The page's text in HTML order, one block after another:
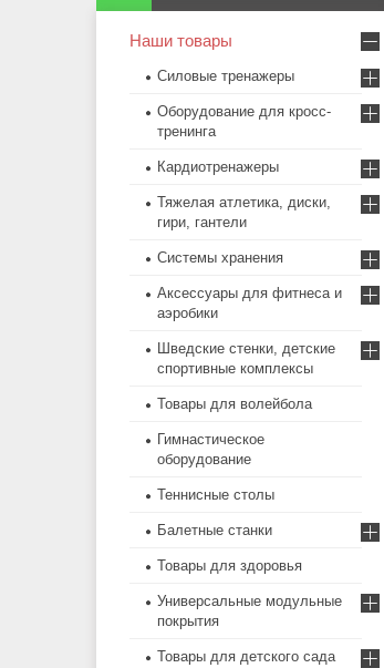
Наши товары
Силовые тренажеры
Оборудование для кросс-
тренинга
Кардиотренажеры
Тяжелая атлетика, диски,
гири, гантели
Системы хранения
Аксессуары для фитнеса и
аэробики
Шведские стенки, детские
спортивные комплексы
Товары для волейбола
Гимнастическое
оборудование
Теннисные столы
Балетные станки
Товары для здоровья
Универсальные модульные
покрытия
Товары для детского сада